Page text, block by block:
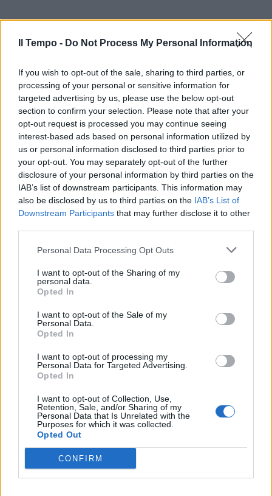
Il Tempo - Do Not Process My Personal Information
If you wish to opt-out of the sale, sharing to third parties, or
processing of your personal or sensitive information for
targeted advertising by us, please use the below opt-out
section to confirm your selection. Please note that after your
opt-out request is processed you may continue seeing
interest-based ads based on personal information utilized by
us or personal information disclosed to third parties prior to
your opt-out. You may separately opt-out of the further
disclosure of your personal information by third parties on the
IAB’s list of downstream participants. This information may
also be disclosed by us to third parties on the IAB’s List of
Downstream Participants that may further disclose it to other
Personal Data Processing Opt Outs
I want to opt-out of the Sharing of my
personal data.
Opted In
I want to opt-out of the Sale of my
Personal Data.
Opted In
I want to opt-out of processing my
Personal Data for Targeted Advertising.
Opted In
I want to opt-out of Collection, Use,
Retention, Sale, and/or Sharing of my
Personal Data that Is Unrelated with the
Purposes for which it was collected.
Opted Out
CONFIRM